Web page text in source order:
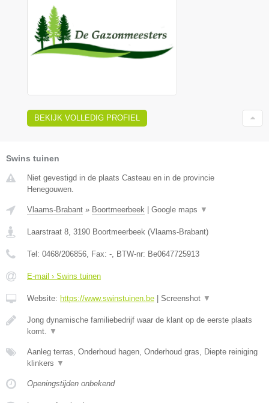
BEKIJK VOLLEDIG PROFIEL
Swins tuinen
Niet gevestigd in de plaats Casteau en in de provincie
Henegouwen.
Vlaams-Brabant » Boortmeerbeek Google maps ▼
Laarstraat 8, 3190 Boortmeerbeek (Vlaams-Brabant)
Tel: 0468/206856, Fax: -, BTW-nr: Be0647725913
E-mail › Swins tuinen
Website: https://www.swinstuinen.be Screenshot ▼
Jong dynamische familiebedrijf waar de klant op de eerste plaats
komt. ▼
Aanleg terras, Onderhoud hagen, Onderhoud gras, Diepte reiniging
klinkers ▼
Openingstijden onbekend